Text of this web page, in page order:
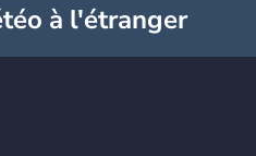
à l'étranger